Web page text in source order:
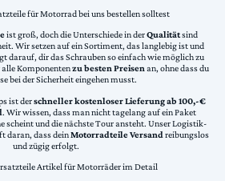
für Motorrad bei uns bestellen solltest
ist groß, doch die Unterschiede in derQualitätsind
Wir setzen auf ein Sortiment, das langlebig ist und
darauf, dir das Schrauben so einfach wie möglich zu
Komponentenzu besten Preisenan, ohne dass du
bei der Sicherheit eingehen musst.
ist derschneller kostenloser Lieferung ab 100,-€
. Wir wissen, dass man nicht tagelang auf ein Paket
scheint und die nächste Tour ansteht. Unser Logistik-
daran, dass deinMotorradteile Versand reibungslos
und zügig erfolgt.
Artikel für Motorräder im Detail